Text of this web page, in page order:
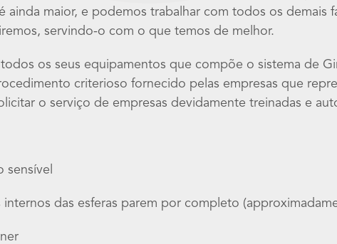
ainda maior, e podemos trabalhar com todos os demais
servindo-o com o que temos de melhor.
os seus equipamentos que compõe o sistema de
criterioso fornecido pelas empresas que
o serviço de empresas devidamente treinadas e
das esferas parem por completo